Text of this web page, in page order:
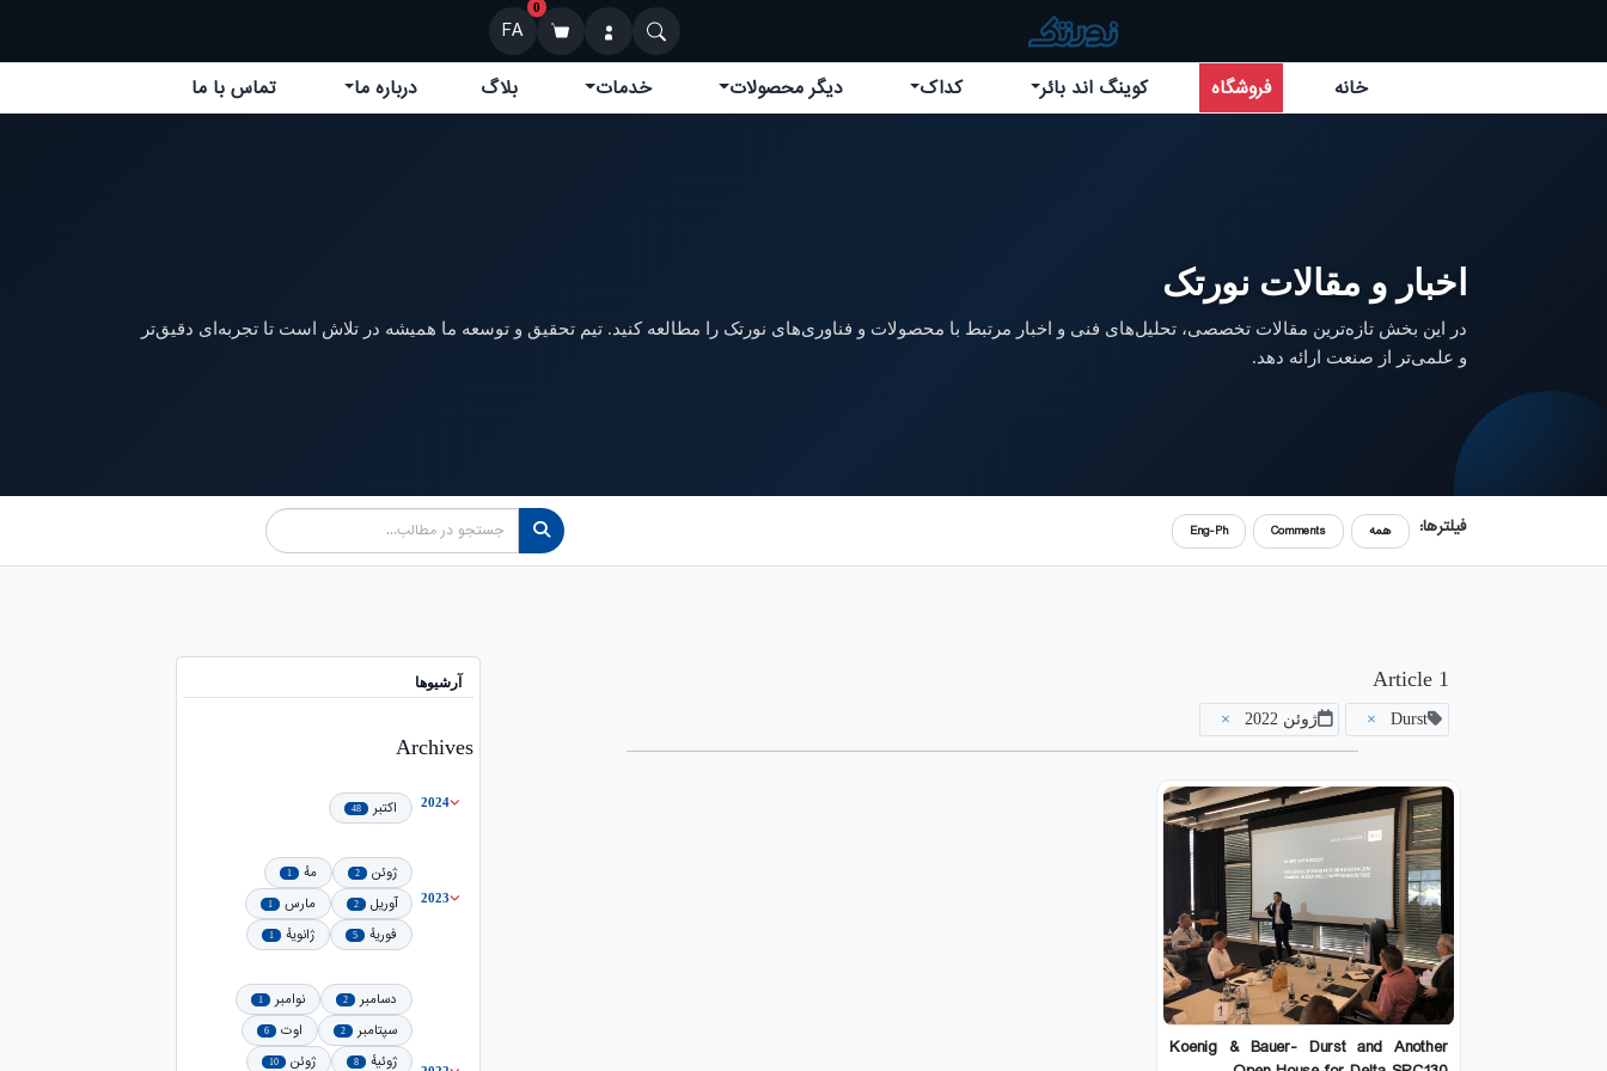
0
FA
خانه
فروشگاه کوینگ اند بائر کداک دیگر محصولات خدمات بلاگ درباره ما تماس با ما
اخبار و مقالات نورتک
در این بخش تازه‌ترین مقالات تخصصی، تحلیل‌های فنی و اخبار مرتبط با محصولات و فناوری‌های نورتک را مطالعه کنید. تیم تحقیق و توسعه ما همیشه در تلاش است تا تجربه‌ای دقیق‌تر
و علمی‌تر از صنعت ارائه دهد.
فیلترها: همه Comments
Eng-Ph
1 Article
Durst
× ژوئن 2022 ×
Koenig & Bauer- Durst and Another
آرشیوها
Archives
2024 اکتبر 48
2023
ژوئن 2 مهٔ 1
آوریل 2 مارس 1
فوریهٔ 5 ژانویهٔ 1
دسامبر 2 نوامبر 1
سپتامبر 2 اوت 6
ژوئیهٔ 8 ژوئن 10